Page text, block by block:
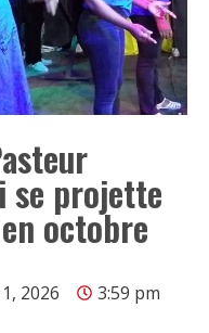
se projette
octobre
2026
3:59 pm